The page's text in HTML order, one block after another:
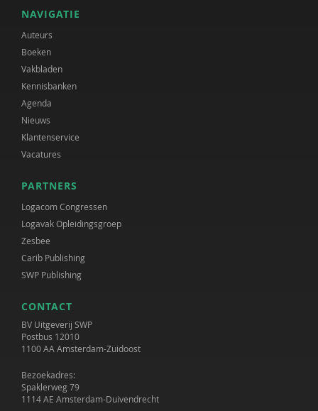
NAVIGATIE
Auteurs
Boeken
Vakbladen
Kennisbanken
Agenda
Nieuws
Klantenservice
Vacatures
PARTNERS
Logacom Congressen
Logavak Opleidingsgroep
Zesbee
Carib Publishing
SWP Publishing
CONTACT
BV Uitgeverij SWP
Postbus 12010
1100 AA Amsterdam-Zuidoost
Bezoekadres:
Spaklerweg 79
1114 AE Amsterdam-Duivendrecht